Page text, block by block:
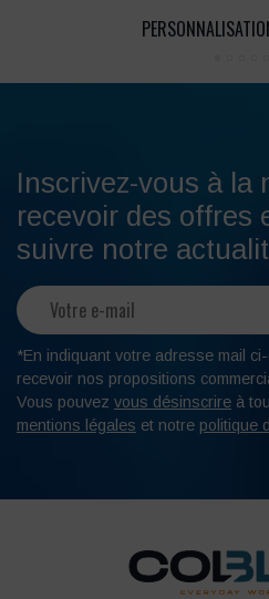
Inscrivez-vous à la
recevoir des offres
suivre notre
*En indiquant votre adresse mail
recevoir nos propositions
Vous pouvez vous désinscrire à
mentions légales et notre politique